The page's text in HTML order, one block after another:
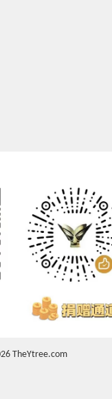
TheYtree.com